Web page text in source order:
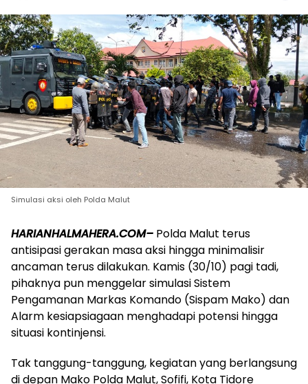
Simulasi aksi oleh Polda Malut
HARIANHALMAHERA.COM– Polda Malut terus
antisipasi gerakan masa aksi hingga minimalisir
ancaman terus dilakukan. Kamis (30/10) pagi tadi,
pihaknya pun menggelar simulasi Sistem
Pengamanan Markas Komando (Sispam Mako) dan
Alarm kesiapsiagaan menghadapi potensi hingga
situasi kontinjensi.
Tak tanggung-tanggung, kegiatan yang berlangsung
di depan Mako Polda Malut, Sofifi, Kota Tidore